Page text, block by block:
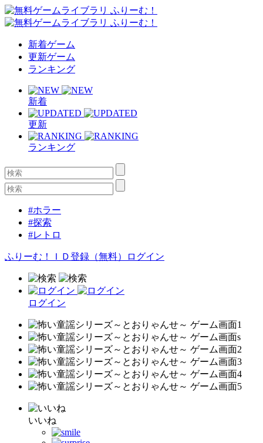
新着ゲーム
更新ゲーム
ランキング
新着
更新
ランキング
#ホラー
#探索
#レトロ
ふりーむ！ＩＤ登録（無料） ログイン
ログイン
いいね